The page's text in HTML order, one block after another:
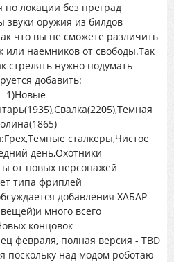
по локации без преград
звуки оружия из билдов
что вы не сможете различить
или наемников от свободы.Так
стрелять нужно подумать
добавить:
1)Новые
сталкеры,Чистое
день,Охотники
от новых персонажей
типа фриплей
добавления ХАБАР
много всего
концовок
февраля, полная версия - TBD
поскольку над модом роботаю